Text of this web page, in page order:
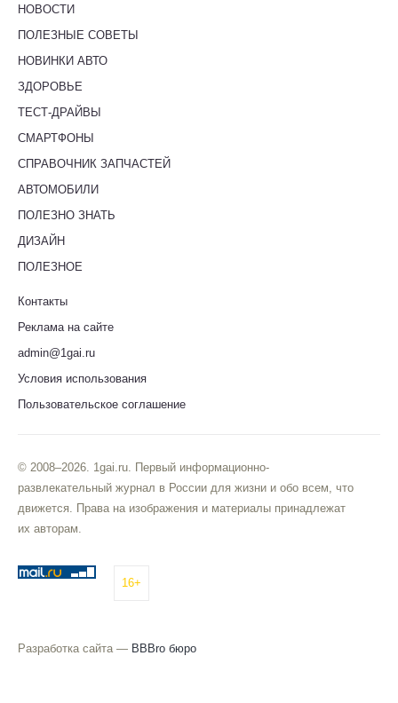
НОВОСТИ
ПОЛЕЗНЫЕ СОВЕТЫ
НОВИНКИ АВТО
ЗДОРОВЬЕ
ТЕСТ-ДРАЙВЫ
СМАРТФОНЫ
СПРАВОЧНИК ЗАПЧАСТЕЙ
АВТОМОБИЛИ
ПОЛЕЗНО ЗНАТЬ
ДИЗАЙН
ПОЛЕЗНОЕ
Контакты
Реклама на сайте
admin@1gai.ru
Условия использования
Пользовательское соглашение
© 2008–2026. 1gai.ru. Первый информационно-
развлекательный журнал в России для жизни и обо всем, что
движется. Права на изображения и материалы принадлежат
их авторам.
16+
Разработка сайта — BBBro бюро